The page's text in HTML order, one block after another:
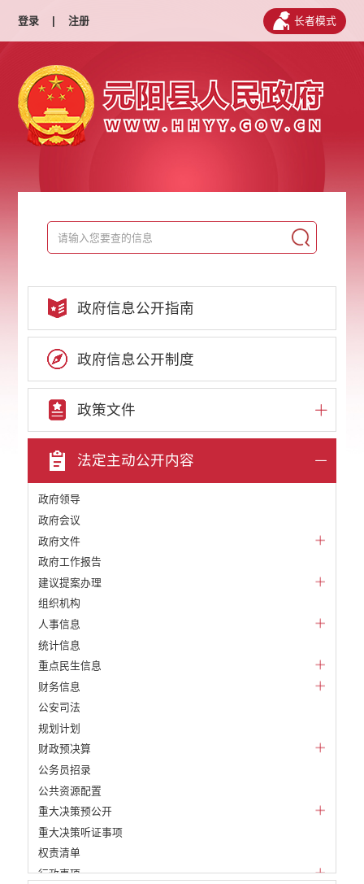
登录 | 注册 长者模式
政府信息公开指南
政府信息公开制度
政策文件
法定主动公开内容
政府领导
政府会议
政府文件
政府工作报告
建议提案办理
组织机构
人事信息
统计信息
重点民生信息
财务信息
公安司法
规划计划
财政预决算
公务员招录
公共资源配置
重大决策预公开
重大决策听证事项
权责清单
行政事项